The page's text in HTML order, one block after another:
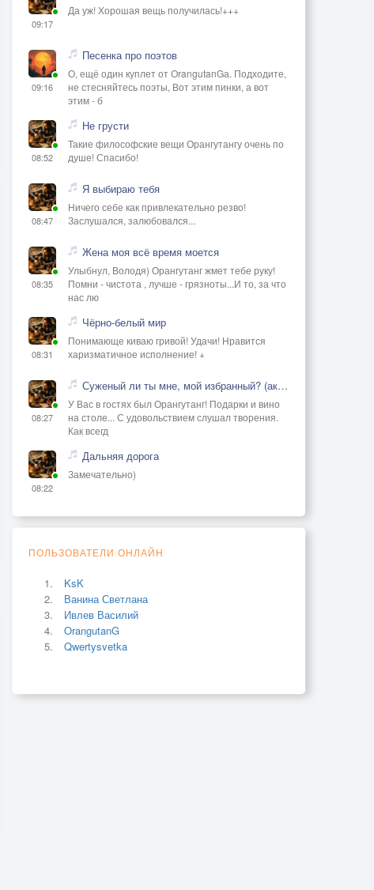
09:17
Да уж! Хорошая вещь получилась!+++
09:16
Песенка про поэтов
О, ещё один куплет от OrangutanGа. Подходите,
не стесняйтесь поэты, Вот этим пинки, а вот
этим - б
08:52
Не грусти
Такие философские вещи Орангутангу очень по
душе! Спасибо!
08:47
Я выбираю тебя
Ничего себе как привлекательно резво!
Заслушался, залюбовался...
08:35
Жена моя всё время моется
Улыбнул, Володя) Орангутанг жмет тебе руку!
Помни - чистота , лучше - грязноты...И то, за что
нас лю
08:31
Чёрно-белый мир
Понимающе киваю гривой! Удачи! Нравится
харизматичное исполнение! +
08:27
Суженый ли ты мне, мой избранный? (акустика)
У Вас в гостях был Орангутанг! Подарки и вино
на столе... С удовольствием слушал творения.
Как всегд
08:22
Дальняя дорога
Замечательно)
ПОЛЬЗОВАТЕЛИ ОНЛАЙН
KsK
Ванина Светлана
Ивлев Василий
OrangutanG
Qwertysvetka